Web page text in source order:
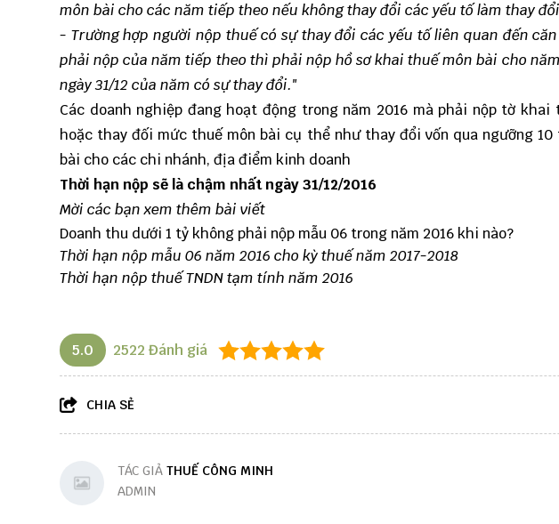
môn bài cho các năm tiếp theo nếu không thay đổi các yếu tố làm thay
- Trường hợp người nộp thuế có sự thay đổi các yếu tố liên quan đến
phải nộp của năm tiếp theo thì phải nộp hồ sơ khai thuế môn bài cho
ngày 31/12 của năm có sự thay đổi."
Các doanh nghiệp đang hoạt động trong năm 2016 mà phải nộp tờ
hoặc thay đối mức thuế môn bài cụ thể như thay đổi vốn qua ngưỡng
bài cho các chi nhánh, địa điểm kinh doanh
Thời hạn nộp sẽ là chậm nhất ngày 31/12/2016
Mời các bạn xem thêm bài viết
Doanh thu dưới 1 tỷ không phải nộp mẫu 06 trong năm 2016 khi nào?
Thời hạn nộp mẫu 06 năm 2016 cho kỳ thuế năm 2017-2018
Thời hạn nộp thuế TNDN tạm tính năm 2016
5.0 2522 Đánh giá
CHIA SẺ
TÁC GIẢ THUẾ CÔNG MINH
ADMIN